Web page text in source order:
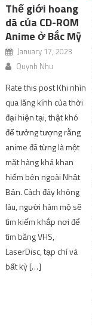
Thế giới hoang
dã của CD-ROM
Anime ở Bắc Mỹ
January 17, 2023
Quynh Nhu
Rate this post Khi nhìn
qua lăng kính của thời
đại hiện tại, thật khó
để tưởng tượng rằng
anime đã từng là một
mặt hàng khá khan
hiếm bên ngoài Nhật
Bản. Cách đây không
lâu, người hâm mộ sẽ
tìm kiếm khắp nơi để
tìm băng VHS,
LaserDisc, tạp chí và
bất kỳ […]